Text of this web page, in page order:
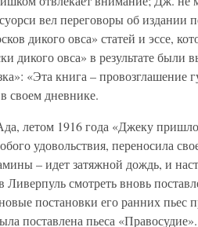
вел переговоры об издании
дикого овса» статей и эссе,
дикого овса» в результате были
«Эта книга – провозглашение
своем дневнике.
летом 1916 года «Джеку
удовольствия, переносила
– идет затяжной дождь, и
смотреть вновь
постановки его ранних пьес
поставлена пьеса